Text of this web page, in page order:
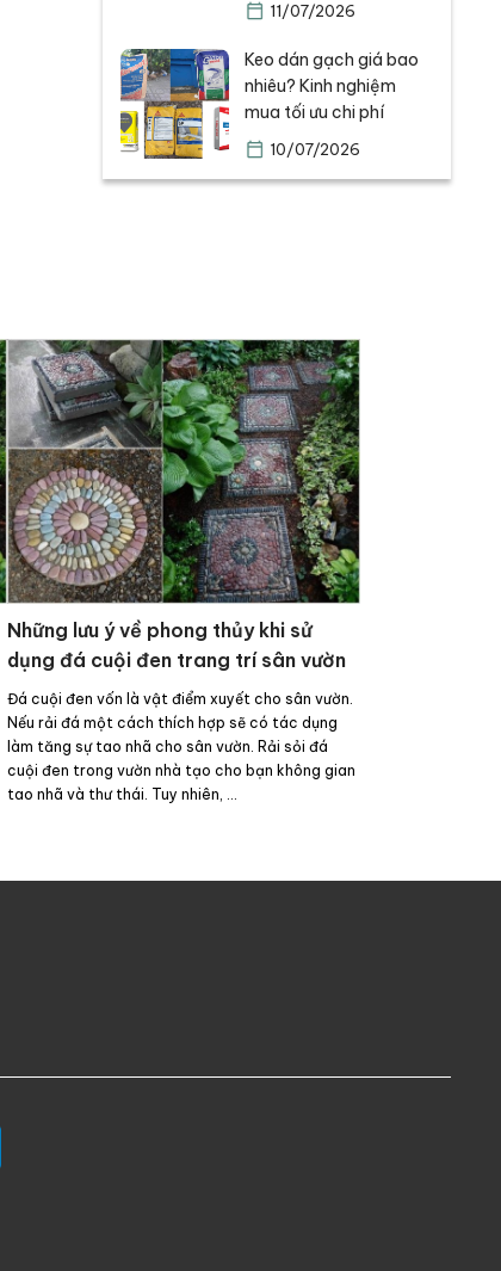
11/07/2026
Keo dán gạch giá bao
nhiêu? Kinh nghiệm
mua tối ưu chi phí
10/07/2026
Những lưu ý về phong thủy khi sử
dụng đá cuội đen trang trí sân vườn
Đá cuội đen vốn là vật điểm xuyết cho sân vườn.
Nếu rải đá một cách thích hợp sẽ có tác dụng
làm tăng sự tao nhã cho sân vườn. Rải sỏi đá
cuội đen trong vườn nhà tạo cho bạn không gian
tao nhã và thư thái. Tuy nhiên, …